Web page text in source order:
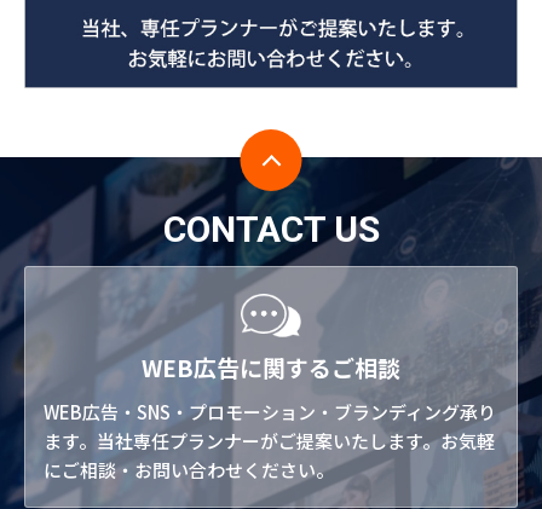
CONTACT US
WEB広告に関するご相談
WEB広告・SNS・プロモーション・ブランディング承り
ます。当社専任プランナーがご提案いたします。お気軽
にご相談・お問い合わせください。